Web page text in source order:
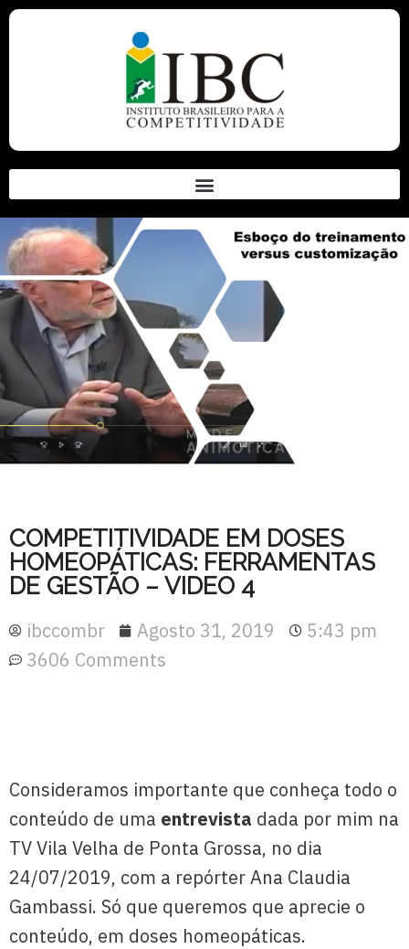
COMPETITIVIDADE EM DOSES
HOMEOPÁTICAS: FERRAMENTAS
DE GESTÃO – VIDEO 4
ibccombr Agosto 31, 2019
5:43 pm
3606 Comments
Consideramos importante que conheça todo o
conteúdo de uma entrevista dada por mim na
TV Vila Velha de Ponta Grossa, no dia
24/07/2019, com a repórter Ana Claudia
Gambassi. Só que queremos que aprecie o
conteúdo, em doses homeopáticas.